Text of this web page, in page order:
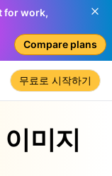
for work,
Compare plans
무료로 시작하기
미지